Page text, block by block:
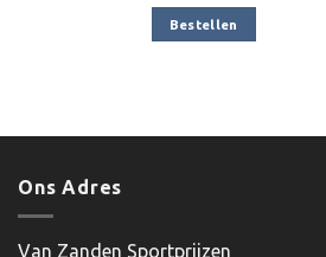
was:
€4.95.
is:
€3.95.
Bestellen
Ons Adres
Van Zanden Sportprijzen